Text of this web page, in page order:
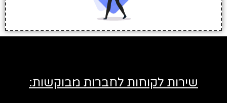
שירות לקוחות לחברות מבוקשות: